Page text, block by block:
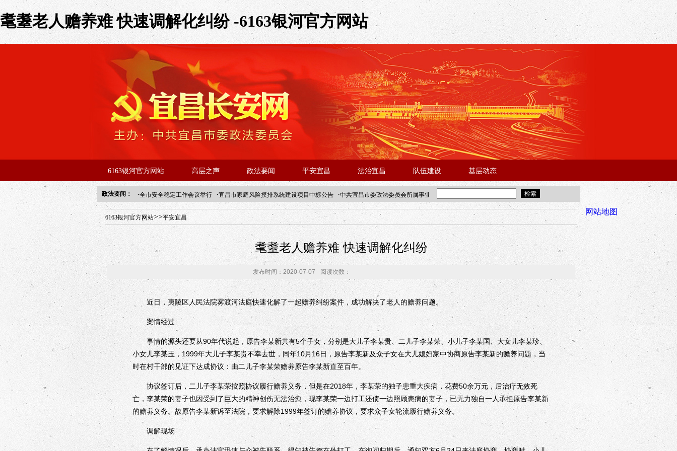
耄耋老人赡养难 快速调解化纠纷 -6163银河官方网站
6163银河官方网站 高层之声 政法要闻 平安宜昌 法治宜昌 队伍建设 基层动态
政法要闻： ·全市安全稳定工作会议举行 ·宜昌市家庭风险摸排系统建设项目中标公告 ·中共宜昌市委政法委员会所属事业单位2025年“招才兴业”事业单位人才引进·北京站面试成绩公告
年“招才兴业”事业单位人才引进·北京站人民大学入校工作提醒
全市安全
6163银河官方网站>>平安宜昌
耄耋老人赡养难 快速调解化纠纷
发布时间：2020-07-07 阅读次数：
近日，夷陵区人民法院雾渡河法庭快速化解了一起赡养纠纷案件，成功解决了老人的赡养问题。
案情经过
事情的源头还要从90年代说起，原告李某新共有5个子女，分别是大儿子李某贵、二儿子李某荣、小儿子李某国、大女儿李某珍、
小女儿李某玉，1999年大儿子李某贵不幸去世，同年10月16日，原告李某新及众子女在大儿媳妇家中协商原告李某新的赡养问题，当
时在村干部的见证下达成协议：由二儿子李某荣赡养原告李某新直至百年。
协议签订后，二儿子李某荣按照协议履行赡养义务，但是在2018年，李某荣的独子患重大疾病，花费50余万元，后治疗无效死
亡，李某荣的妻子也因受到了巨大的精神创伤无法治愈，现李某荣一边打工还债一边照顾患病的妻子，已无力独自一人承担原告李某新
的赡养义务。故原告李某新诉至法院，要求解除1999年签订的赡养协议，要求众子女轮流履行赡养义务。
调解现场
网站地图